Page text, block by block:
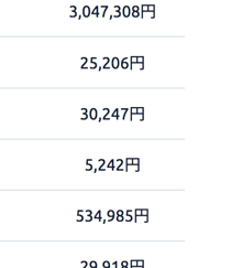
会社や利回